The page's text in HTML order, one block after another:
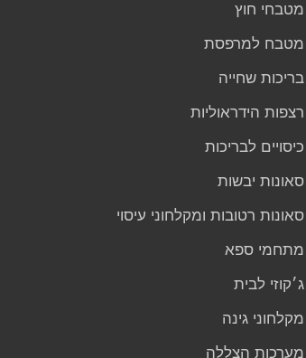
מטבחי חוץ
מטבח למרפסת
בריכות שחייה
רצפות הידראוליות
כיסויים לבריכות
סאונות יבשות
סאונות רטובות ומקלחוני עיסוי
מתחמי ספא
ג׳קוזי לבית
מקלחוני גינה
מערכות הצללה